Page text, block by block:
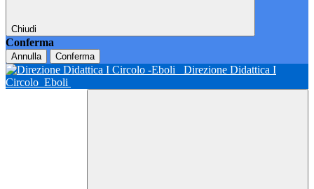
Chiudi
Conferma
Annulla Conferma
Direzione Didattica I
Circolo Eboli